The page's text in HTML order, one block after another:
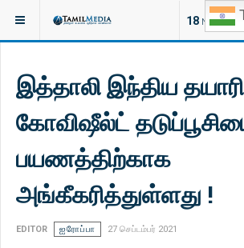
18 NEW
இருக்குமிடம்: செய்திகள்
இத்தாலி இந்திய
கோவிஷீல்ட்
பயணத்திற்காக
அங்கீகரித்துள்ளது !
EDITOR ஐரோப்பா 27 செப்டம்பர் 2021